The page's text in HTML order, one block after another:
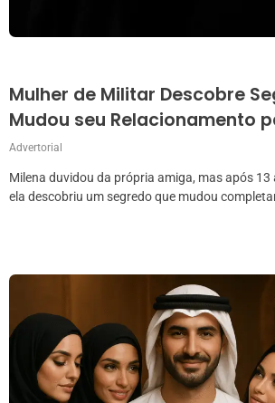
Mulher de Militar Descobre
Mudou seu Relacionamento
Advertorial
Milena duvidou da própria amiga, mas após 13
ela descobriu um segredo que mudou